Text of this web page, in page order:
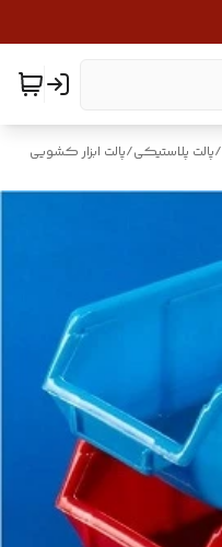
/پالت پلاستیکی/پالت ابزار کشویی